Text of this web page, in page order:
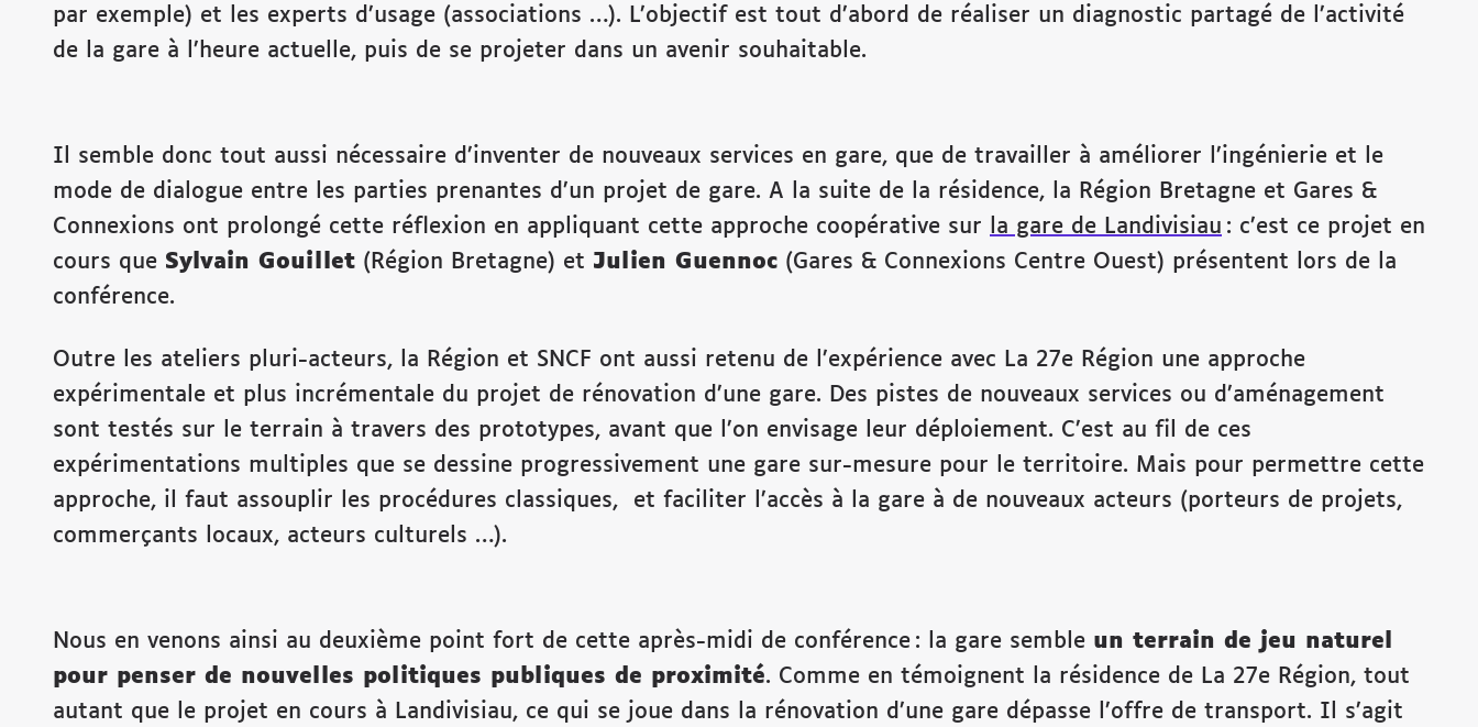
par exemple) et les experts d’usage (associations …). L’objectif est tout d’abord de réaliser un diagnostic partagé de l’activité
de la gare à l’heure actuelle, puis de se projeter dans un avenir souhaitable.
Il semble donc tout aussi nécessaire d’inventer de nouveaux services en gare, que de travailler à améliorer l’ingénierie et le
mode de dialogue entre les parties prenantes d’un projet de gare. A la suite de la résidence, la Région Bretagne et Gares &
Connexions ont prolongé cette réflexion en appliquant cette approche coopérative sur
la gare de Landivisiau : c’est ce projet en
cours que Sylvain Gouillet (Région Bretagne) et Julien Guennoc (Gares & Connexions Centre Ouest) présentent lors de la
conférence.
Outre les ateliers pluri-acteurs, la Région et SNCF ont aussi retenu de l’expérience avec La 27e Région une approche
expérimentale et plus incrémentale du projet de rénovation d’une gare. Des pistes de nouveaux services ou d’aménagement
sont testés sur le terrain à travers des prototypes, avant que l’on envisage leur déploiement. C’est au fil de ces
expérimentations multiples que se dessine progressivement une gare sur-mesure pour le territoire. Mais pour permettre cette
approche, il faut assouplir les procédures classiques, et faciliter l’accès à la gare à de nouveaux acteurs (porteurs de projets,
commerçants locaux, acteurs culturels …).
Nous en venons ainsi au deuxième point fort de cette après-midi de conférence : la gare semble un terrain de jeu naturel
pour penser de nouvelles politiques publiques de proximité. Comme en témoignent la résidence de La 27e Région, tout
autant que le projet en cours à Landivisiau, ce qui se joue dans la rénovation d’une gare dépasse l’offre de transport. Il s’agit